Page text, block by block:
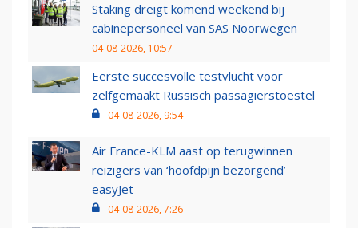
Staking dreigt komend weekend bij
cabinepersoneel van SAS Noorwegen
04-08-2026, 10:57
Eerste succesvolle testvlucht voor
zelfgemaakt Russisch passagierstoestel
04-08-2026, 9:54
Air France-KLM aast op terugwinnen
reizigers van ‘hoofdpijn bezorgend’
easyJet
04-08-2026, 7:26